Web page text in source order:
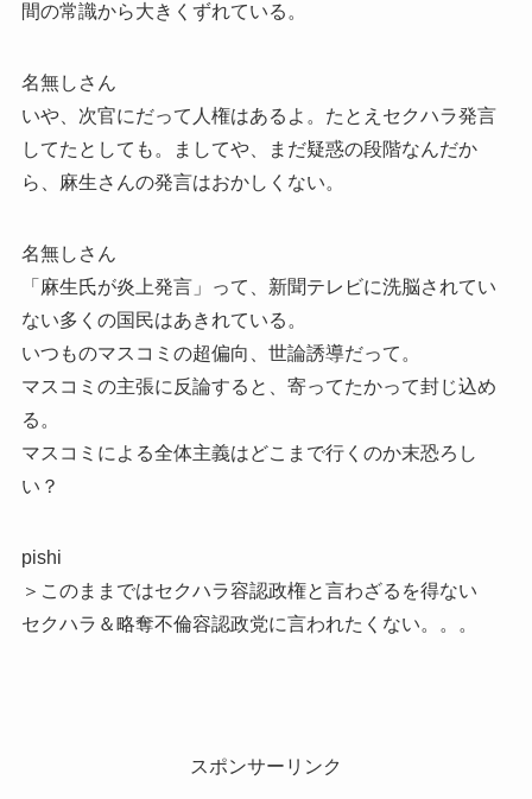
間の常識から大きくずれている。
名無しさん
いや、次官にだって人権はあるよ。たとえセクハラ発言
してたとしても。ましてや、まだ疑惑の段階なんだか
ら、麻生さんの発言はおかしくない。
名無しさん
「麻生氏が炎上発言」って、新聞テレビに洗脳されてい
ない多くの国民はあきれている。
いつものマスコミの超偏向、世論誘導だって。
マスコミの主張に反論すると、寄ってたかって封じ込め
る。
マスコミによる全体主義はどこまで行くのか末恐ろし
い？
pishi
＞このままではセクハラ容認政権と言わざるを得ない
セクハラ＆略奪不倫容認政党に言われたくない。。。
スポンサーリンク